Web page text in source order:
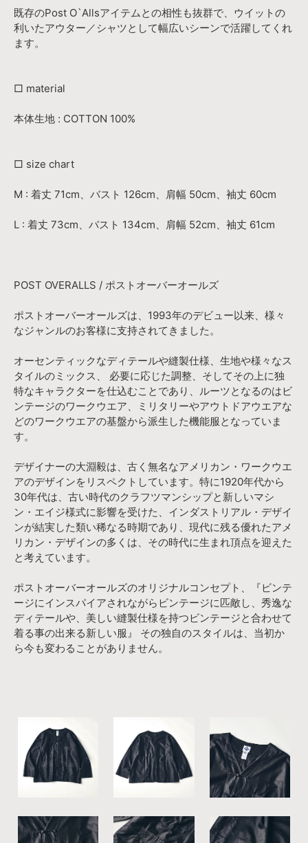
既存のPost O`Allsアイテムとの相性も抜群で、ウイットの
利いたアウター／シャツとして幅広いシーンで活躍してくれ
ます。
□ material
本体生地 : COTTON 100%
□ size chart
M : 着丈 71cm、バスト 126cm、肩幅 50cm、袖丈 60cm
L : 着丈 73cm、バスト 134cm、肩幅 52cm、袖丈 61cm
POST OVERALLS / ポストオーバーオールズ
ポストオーバーオールズは、1993年のデビュー以来、様々
なジャンルのお客様に支持されてきました。
オーセンティックなディテールや縫製仕様、生地や様々なス
タイルのミックス、 必要に応じた調整、そしてその上に独
特なキャラクターを仕込むことであり、ルーツとなるのはビ
ンテージのワークウエア、ミリタリーやアウトドアウエアな
どのワークウエアの基盤から派生した機能服となっていま
す。
デザイナーの大淵毅は、古く無名なアメリカン・ワークウエ
アのデザインをリスペクトしています。特に1920年代から
30年代は、古い時代のクラフツマンシップと新しいマシ
ン・エイジ様式に影響を受けた、インダストリアル・デザイ
ンが結実した類い稀なる時期であり、現代に残る優れたアメ
リカン・デザインの多くは、その時代に生まれ頂点を迎えた
と考えています。
ポストオーバーオールズのオリジナルコンセプト、『ビンテ
ージにインスパイアされながらビンテージに匹敵し、秀逸な
ディテールや、美しい縫製仕様を持つビンテージと合わせて
着る事の出来る新しい服』 その独自のスタイルは、当初か
ら今も変わることがありません。